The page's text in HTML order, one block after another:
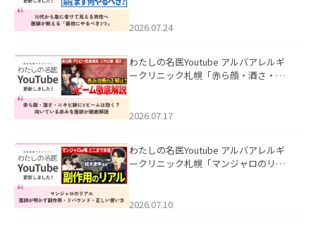
た。
2026.07.24
わたしの名医Youtube アルバアレルギ
ークリニック札幌「赤ら顔・酒さ・ニ
した。
2026.07.17
わたしの名医Youtube アルバアレルギ
ークリニック札幌「マンジャロのリア
た。
2026.07.10